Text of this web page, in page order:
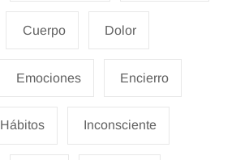
Cuerpo Dolor
Emociones Encierro
Hábitos Inconsciente